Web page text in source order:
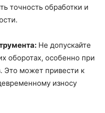
точность обработки и
Не допускайте
оборотах, особенно при
Это может привести к
износу